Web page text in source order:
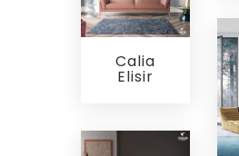
Calia
Elisir